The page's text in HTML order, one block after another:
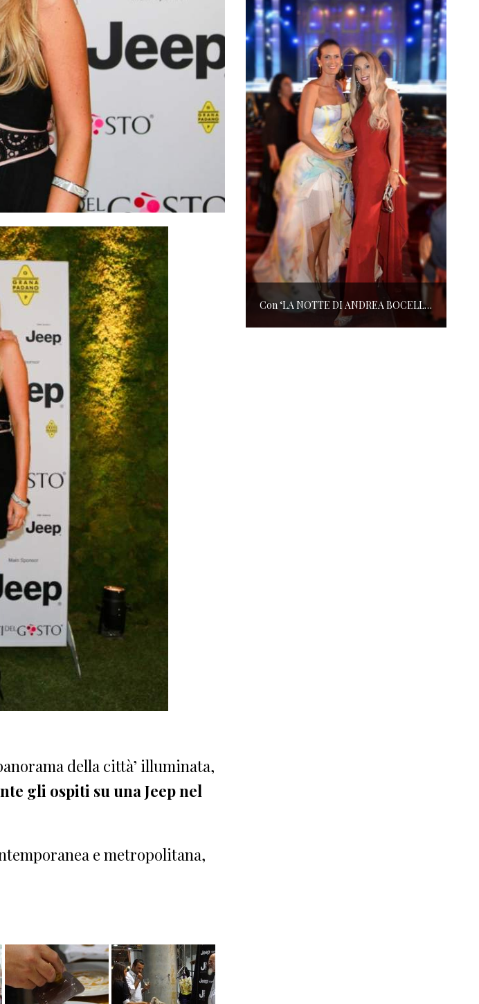
della città’ illuminata,
gli ospiti su una Jeep nel
e metropolitana,
Con ‘LA NOTTE DI ANDREA BOCELLI’ l’ARENA si accende di musica e solidarietà! I SALOTTI DEL GUSTO conquistano tutti; tra gli ospiti, RICHARD GERE